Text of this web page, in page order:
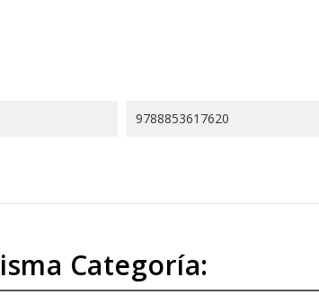
9788853617620
Categoría: